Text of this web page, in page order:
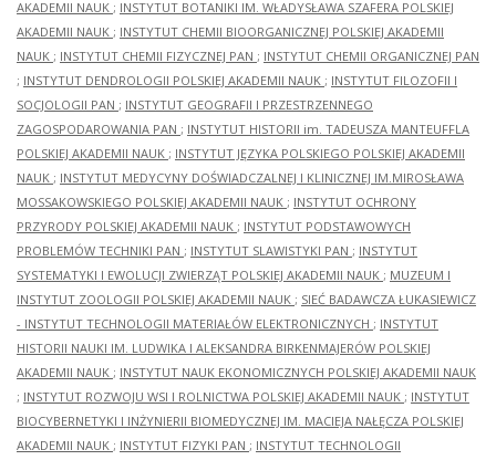
AKADEMII NAUK ; INSTYTUT BOTANIKI IM. WŁADYSŁAWA SZAFERA POLSKIEJ
AKADEMII NAUK ; INSTYTUT CHEMII BIOORGANICZNEJ POLSKIEJ AKADEMII
NAUK ; INSTYTUT CHEMII FIZYCZNEJ PAN ; INSTYTUT CHEMII ORGANICZNEJ PAN
; INSTYTUT DENDROLOGII POLSKIEJ AKADEMII NAUK ; INSTYTUT FILOZOFII I
SOCJOLOGII PAN ; INSTYTUT GEOGRAFII I PRZESTRZENNEGO
ZAGOSPODAROWANIA PAN ; INSTYTUT HISTORII im. TADEUSZA MANTEUFFLA
POLSKIEJ AKADEMII NAUK ; INSTYTUT JĘZYKA POLSKIEGO POLSKIEJ AKADEMII
NAUK ; INSTYTUT MEDYCYNY DOŚWIADCZALNEJ I KLINICZNEJ IM.MIROSŁAWA
MOSSAKOWSKIEGO POLSKIEJ AKADEMII NAUK ; INSTYTUT OCHRONY
PRZYRODY POLSKIEJ AKADEMII NAUK ; INSTYTUT PODSTAWOWYCH
PROBLEMÓW TECHNIKI PAN ; INSTYTUT SLAWISTYKI PAN ; INSTYTUT
SYSTEMATYKI I EWOLUCJI ZWIERZĄT POLSKIEJ AKADEMII NAUK ; MUZEUM I
INSTYTUT ZOOLOGII POLSKIEJ AKADEMII NAUK ; SIEĆ BADAWCZA ŁUKASIEWICZ
- INSTYTUT TECHNOLOGII MATERIAŁÓW ELEKTRONICZNYCH ; INSTYTUT
HISTORII NAUKI IM. LUDWIKA I ALEKSANDRA BIRKENMAJERÓW POLSKIEJ
AKADEMII NAUK ; INSTYTUT NAUK EKONOMICZNYCH POLSKIEJ AKADEMII NAUK
; INSTYTUT ROZWOJU WSI I ROLNICTWA POLSKIEJ AKADEMII NAUK ; INSTYTUT
BIOCYBERNETYKI I INŻYNIERII BIOMEDYCZNEJ IM. MACIEJA NAŁĘCZA POLSKIEJ
AKADEMII NAUK ; INSTYTUT FIZYKI PAN ; INSTYTUT TECHNOLOGII